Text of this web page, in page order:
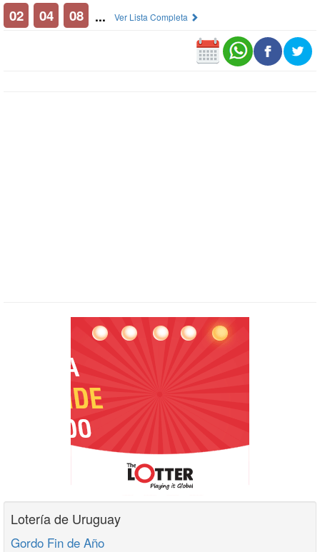
02 04 08 ... Ver Lista Completa
Lotería de Uruguay
Gordo Fin de Año